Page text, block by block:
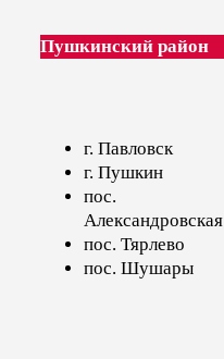
Пушкинский район
г. Павловск
г. Пушкин
пос.
Александровская
пос. Тярлево
пос. Шушары